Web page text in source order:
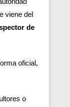
viene del
de
oficial,
o